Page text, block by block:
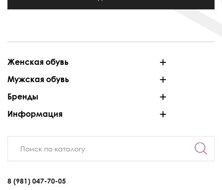
Женская обувь
Мужская обувь
Бренды
Информация
8 (981) 047-70-05